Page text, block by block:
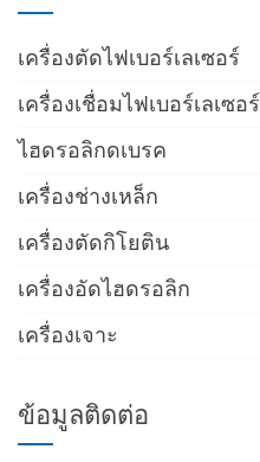
เครื่องตัดไฟเบอร์เลเซอร์
เครื่องเชื่อมไฟเบอร์เลเซอร์
ไฮดรอลิกดเบรค
เครื่องช่างเหล็ก
เครื่องตัดกิโยติน
เครื่องอัดไฮดรอลิก
เครื่องเจาะ
ข้อมูลติดต่อ